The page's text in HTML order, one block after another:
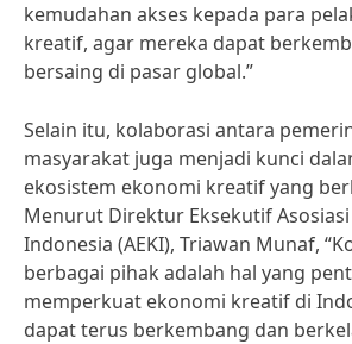
kemudahan akses kepada para
kreatif, agar mereka dapat
bersaing di pasar global.”
Selain itu, kolaborasi antara
masyarakat juga menjadi kunci
ekosistem ekonomi kreatif yang
Menurut Direktur Eksekutif
Indonesia (AEKI), Triawan Munaf,
berbagai pihak adalah hal yang
memperkuat ekonomi kreatif di
dapat terus berkembang dan